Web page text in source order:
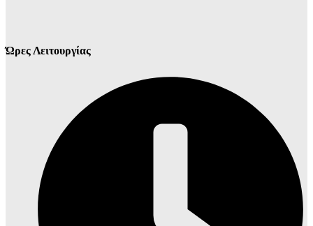
Ώρες Λειτουργίας